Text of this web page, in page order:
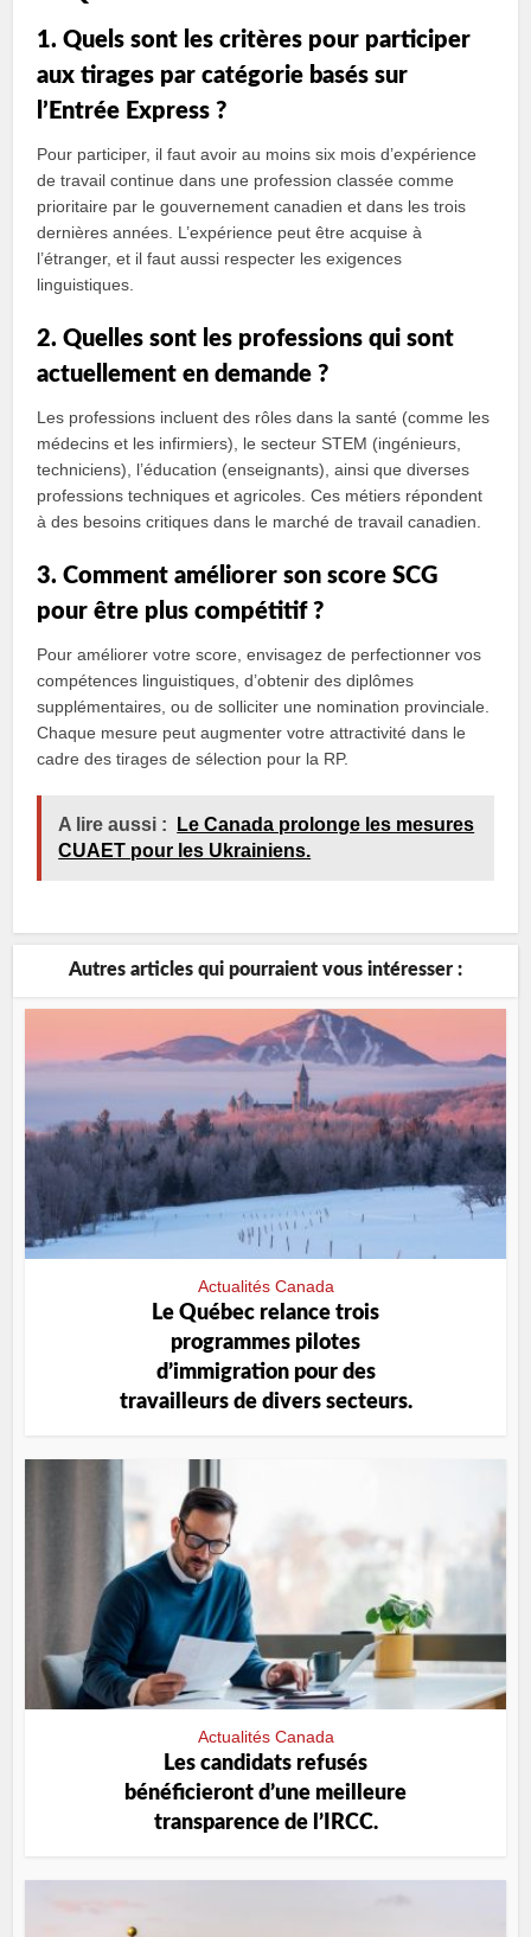
1. Quels sont les critères pour participer
aux tirages par catégorie basés sur
l’Entrée Express ?
Pour participer, il faut avoir au moins six mois d’expérience
de travail continue dans une profession classée comme
prioritaire par le gouvernement canadien et dans les trois
dernières années. L’expérience peut être acquise à
l’étranger, et il faut aussi respecter les exigences
linguistiques.
2. Quelles sont les professions qui sont
actuellement en demande ?
Les professions incluent des rôles dans la santé (comme les
médecins et les infirmiers), le secteur STEM (ingénieurs,
techniciens), l’éducation (enseignants), ainsi que diverses
professions techniques et agricoles. Ces métiers répondent
à des besoins critiques dans le marché de travail canadien.
3. Comment améliorer son score SCG
pour être plus compétitif ?
Pour améliorer votre score, envisagez de perfectionner vos
compétences linguistiques, d’obtenir des diplômes
supplémentaires, ou de solliciter une nomination provinciale.
Chaque mesure peut augmenter votre attractivité dans le
cadre des tirages de sélection pour la RP.
A lire aussi :
Le Canada prolonge les mesures
CUAET pour les Ukrainiens.
Autres articles qui pourraient vous intéresser :
Actualités Canada
Le Québec relance trois
programmes pilotes
d’immigration pour des
travailleurs de divers secteurs.
Actualités Canada
Les candidats refusés
bénéficieront d’une meilleure
transparence de l’IRCC.